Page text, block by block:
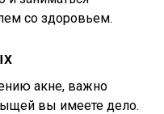
со здоровьем.
акне, важно
вы имеете дело.